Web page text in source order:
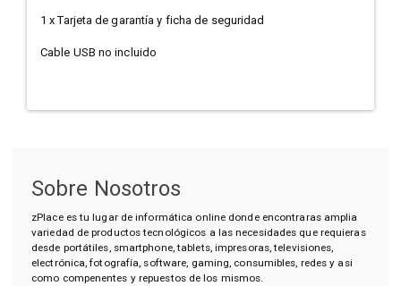
1 x Tarjeta de garantía y ficha de seguridad
Cable USB no incluido
Sobre Nosotros
zPlace es tu lugar de informática online donde encontraras amplia
variedad de productos tecnológicos a las necesidades que requieras
desde portátiles, smartphone, tablets, impresoras, televisiones,
electrónica, fotografía, software, gaming, consumibles, redes y asi
como compenentes y repuestos de los mismos.